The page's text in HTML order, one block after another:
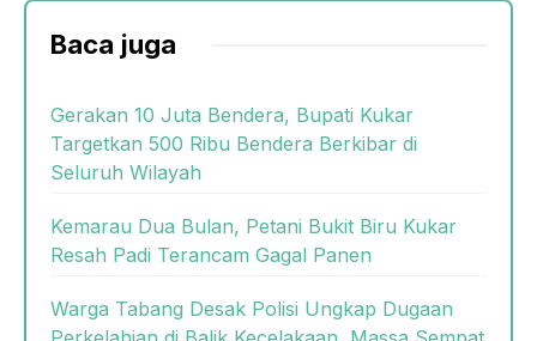
Baca juga
Gerakan 10 Juta Bendera, Bupati Kukar
Targetkan 500 Ribu Bendera Berkibar di
Seluruh Wilayah
Kemarau Dua Bulan, Petani Bukit Biru Kukar
Resah Padi Terancam Gagal Panen
Warga Tabang Desak Polisi Ungkap Dugaan